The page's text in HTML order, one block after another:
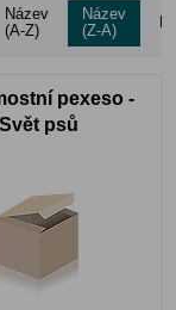
Název
(A-Z)
Název
(Z-A)
pexeso -
Svět psů